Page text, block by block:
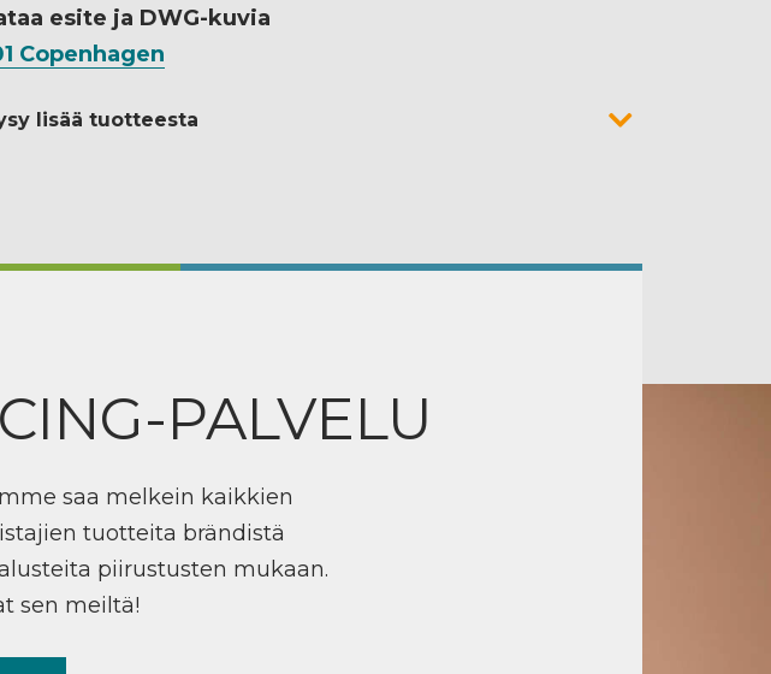
esite ja DWG-kuvia
Copenhagen
lisää tuotteesta
PALVELU
saa melkein kaikkien
tuotteita brändistä
piirustusten mukaan.
sen meiltä!